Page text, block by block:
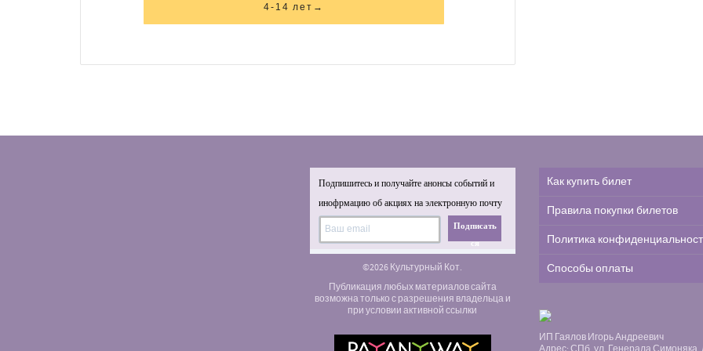
4-14 лет→
Подпишитесь и получайте анонсы событий и
инофрмацию об акциях на электронную почту
Подписать
ся
©2026 Культурный Кот.
Публикация любых материалов сайта
возможна только с разрешения владельца и
при условии активной ссылки
Как купить билет
Правила покупки билетов
Политика
Способы оплаты
ИП Гаялов Игорь Андреевич